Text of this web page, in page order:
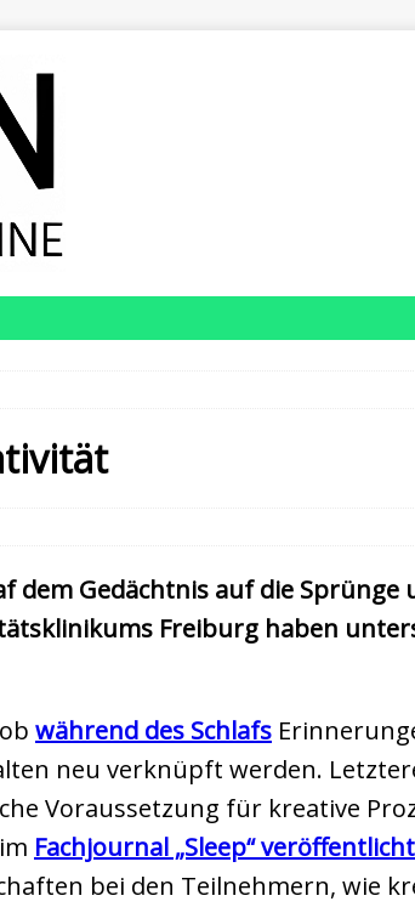
dem Gedächtnis auf die Sprünge
Freiburg haben
während des Schlafs
neu verknüpft werden.
Voraussetzung für kreative
Fachjournal „Sleep“
bei den Teilnehmern, wie